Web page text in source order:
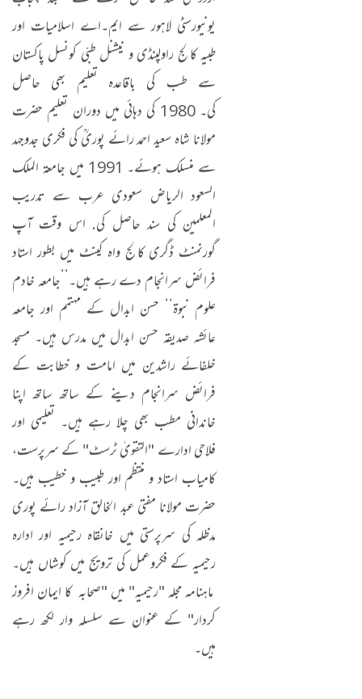
یونیورسٹی لاہور سے ایم۔اے اسلامیات اور
طبیہ کالج راولپنڈی و نیشنل طبّی کونسل پاکستان
سے طب کی باقاعدہ تعلیم بھی حاصل
کی۔ 1980 کی دہائی میں دوران تعلیم حضرت
مولانا شاہ سعید احمد رائے پوریؒ کی فکری جدوجہد
سے منسلک ہوئے۔ 1991 میں جامعة الملك
السعود الرياض سعودی عرب سے تدریب
المعلمین کی سند حاصل کی. اس وقت آپ
گورنمنٹ ڈگری کالج واہ کینٹ میں بطور استاد
فرائض سرانجام دے رہے ہیں۔’’جامعہ خادم
علوم نبوۃ‘‘ حسن ابدال کے مہتمم اور جامعہ
عائشہ صدیقہ حسن ابدال میں مدرس ہیں۔ مسجد
خلفائے راشدین میں امامت و خطابت کے
فرائض سرانجام دینے کے ساتھ ساتھ اپنا
خاندانی مطب بھی چلا رہے ہیں۔ تعلیمی اور
فلاحی ادارے "التقویٰ ٹرسٹ" کے سرپرست،
کامیاب استاد و منتظم اور طبیب و خطیب ہیں۔
حضرت مولانا مفتی عبد الخالق آزاد رائے پوری
مدظلہ کی سرپرستی میں خانقاہ رحیمیہ اور ادارہ
رحیمیہ کے فکروعمل کی ترویج میں کوشاں ہیں۔
ماہنامہ مجلہ "رحیمیہ" میں "صحابہ کا ایمان افروز
کردار" کے عنوان سے سلسلہ وار لکھ رہے
ہیں۔